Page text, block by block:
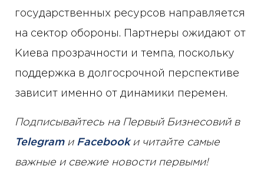
государственных ресурсов направляется
на сектор обороны. Партнеры ожидают от
Киева прозрачности и темпа, поскольку
поддержка в долгосрочной перспективе
зависит именно от динамики перемен.
Подписывайтесь на Первый Бизнесовий в
Telegramи Facebookи читайте самые
важные и свежие новости первыми!